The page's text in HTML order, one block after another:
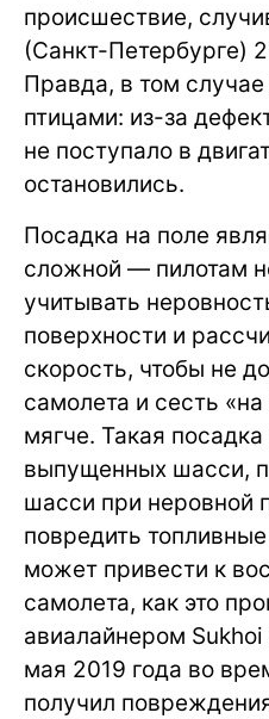
происшествие,
(Санкт-Петербурге)
Правда, в том
птицами: из-за
не поступало в
остановились.
Посадка на поле
сложной — пилотам
учитывать
поверхности и
скорость, чтобы не
самолета и сесть
мягче. Такая
выпущенных шасси,
шасси при неровной
повредить
может привести к
самолета, как это
авиалайнером
мая 2019 года во
получил